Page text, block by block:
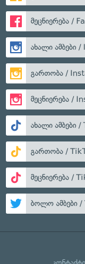
მეცნიერება /
ახალი ამბები
გართობა /
მეცნიერება /
ახალი ამბები
გართობა /
მეცნიერება /
ბოლო ამბები